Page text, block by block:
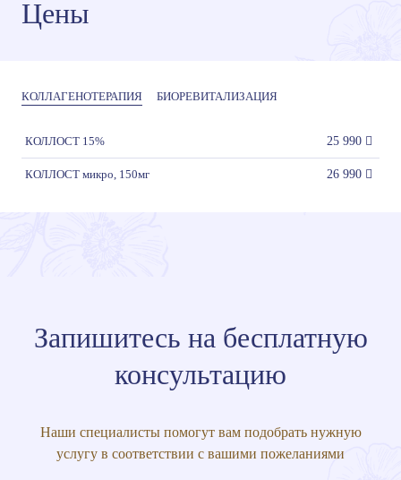
Цены
КОЛЛАГЕНОТЕРАПИЯ БИОРЕВИТАЛИЗАЦИЯ
КОЛЛОСТ 15% 25 990
КОЛЛОСТ микро, 150мг 26 990
Запишитесь на бесплатную
консультацию
Наши специалисты помогут вам подобрать нужную
услугу в соответствии с вашими пожеланиями